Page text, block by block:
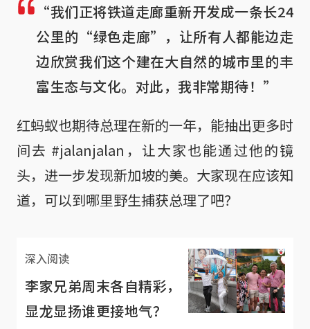
“我们正将铁道走廊重新开发成一条长24
公里的“绿色走廊”，让所有人都能边走
边欣赏我们这个建在大自然的城市里的丰
富生态与文化。对此，我非常期待！”
红蚂蚁也期待总理在新的一年，能抽出更多时
间去 #jalanjalan，让大家也能通过他的镜
头，进一步发现新加坡的美。大家现在应该知
道，可以到哪里野生捕获总理了吧？
深入阅读
李家兄弟周末各自精彩，
显龙显扬谁更接地气？